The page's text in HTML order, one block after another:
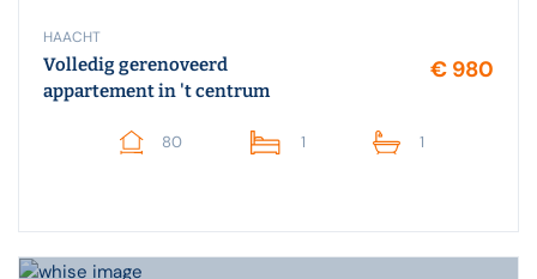
HAACHT
Volledig gerenoveerd
appartement in 't centrum
€ 980
80 1 1